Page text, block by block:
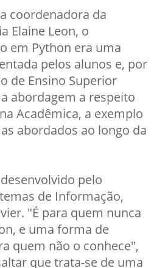
coordenadora da
Elaine Leon, o
em Python era uma
pelos alunos e, por
de Ensino Superior
abordagem a respeito
Acadêmica, a exemplo
abordados ao longo da
pelo
de Informação,
"É para quem nunca
e uma forma de
quem não o conhece",
que trata-se de uma